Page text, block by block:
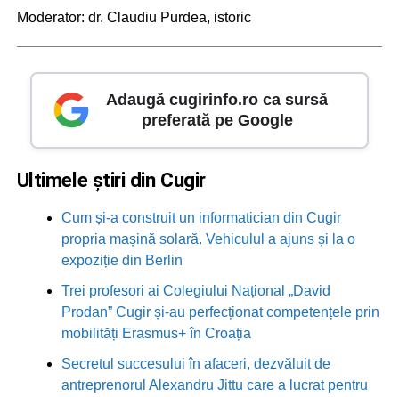
Moderator: dr. Claudiu Purdea, istoric
Adaugă cugirinfo.ro ca sursă
preferată pe Google
Ultimele știri din Cugir
Cum și-a construit un informatician din Cugir
propria mașină solară. Vehiculul a ajuns și la o
expoziție din Berlin
Trei profesori ai Colegiului Național „David
Prodan” Cugir și-au perfecționat competențele prin
mobilități Erasmus+ în Croația
Secretul succesului în afaceri, dezvăluit de
antreprenorul Alexandru Jittu care a lucrat pentru